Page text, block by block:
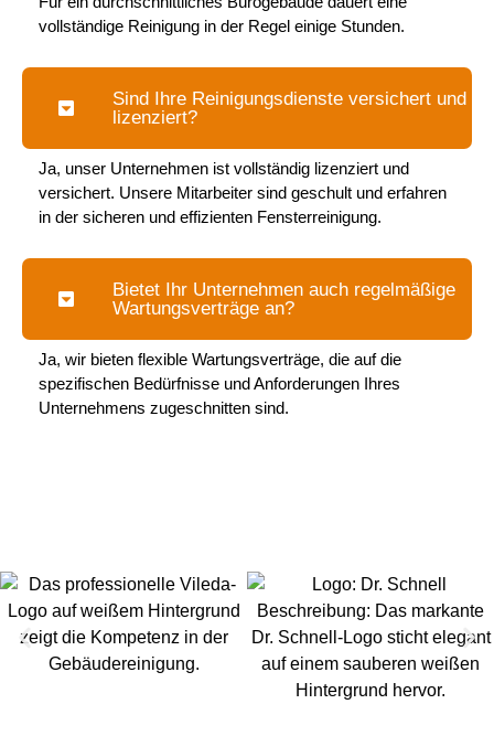
vollständige Reinigung in der Regel einige Stunden.
Sind Ihre Reinigungsdienste versichert und
lizenziert?
Ja, unser Unternehmen ist vollständig lizenziert und
versichert. Unsere Mitarbeiter sind geschult und erfahren
in der sicheren und effizienten Fensterreinigung.
Bietet Ihr Unternehmen auch regelmäßige
Wartungsverträge an?
Ja, wir bieten flexible Wartungsverträge, die auf die
spezifischen Bedürfnisse und Anforderungen Ihres
Unternehmens zugeschnitten sind.